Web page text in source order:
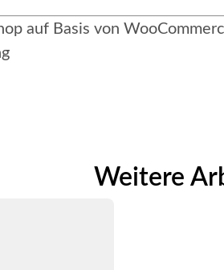
auf Basis von
Weitere